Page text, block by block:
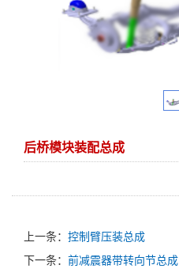
后桥模块装配总成
上一条： 控制臂压装总成
下一条： 前减震器带转向节总成